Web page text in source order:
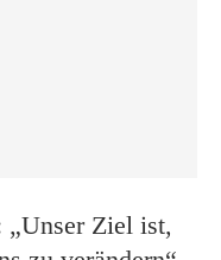
Ziel ist,